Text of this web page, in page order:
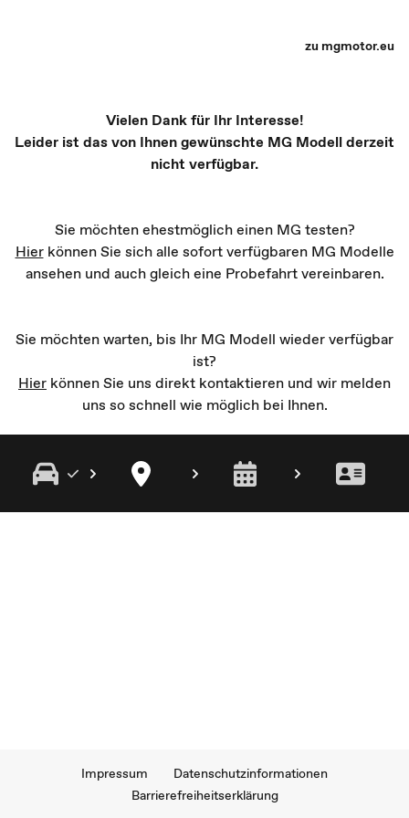
zu mgmotor.eu
Vielen Dank für Ihr Interesse!
Leider ist das von Ihnen gewünschte MG Modell derzeit
nicht verfügbar.
Sie möchten ehestmöglich einen MG testen?
Hier können Sie sich alle sofort verfügbaren MG Modelle
ansehen und auch gleich eine Probefahrt vereinbaren.
Sie möchten warten, bis Ihr MG Modell wieder verfügbar
ist?
Hier können Sie uns direkt kontaktieren und wir melden
uns so schnell wie möglich bei Ihnen.
Impressum
Datenschutzinformationen
Barrierefreiheitserklärung